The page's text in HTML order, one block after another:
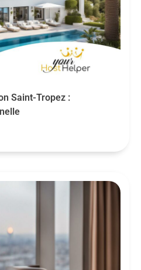
Saint-Tropez :